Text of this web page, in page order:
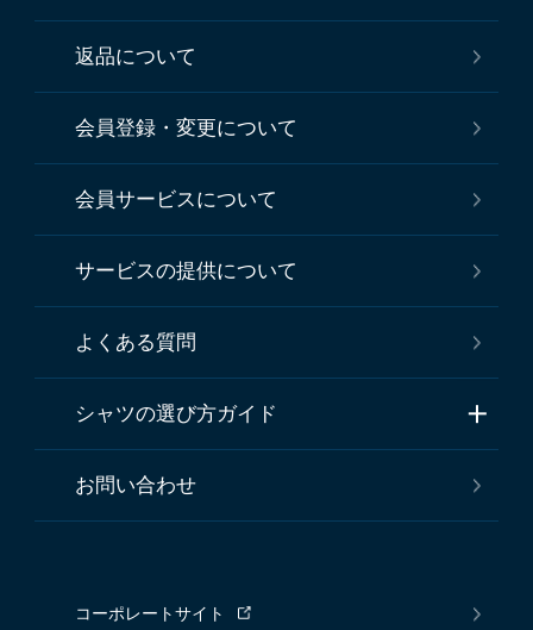
返品について
会員登録・変更について
会員サービスについて
サービスの提供について
よくある質問
シャツの選び方ガイド
お問い合わせ
コーポレートサイト